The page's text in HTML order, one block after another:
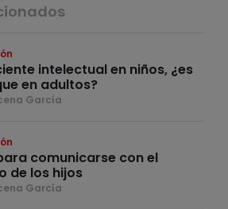
intelectual en niños, ¿es
en adultos?
García
comunicarse con el
de los hijos
García